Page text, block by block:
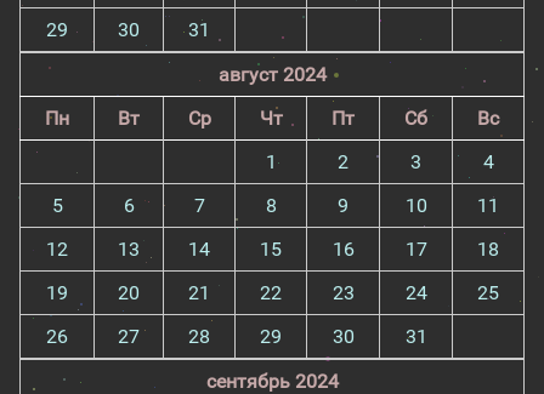
29
30
31
август 2024
Пн
Вт Ср Чт Пт Сб
Вс
1
2 3
4
5
6 7 8 9 10
11
12
13 14 15 16 17
18
19
20 21 22 23 24
25
26
27 28 29 30
31
сентябрь 2024